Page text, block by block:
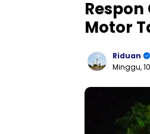
Motor
Riduan
Minggu,